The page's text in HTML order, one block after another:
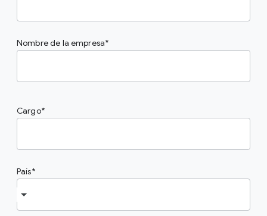
Nombre de la empresa
Cargo
País